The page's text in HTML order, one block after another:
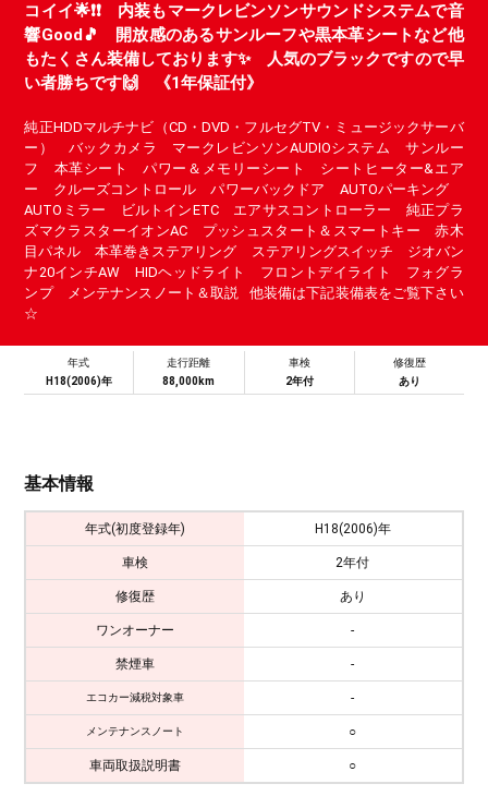
コイイ🌟❗❗ 内装もマークレビンソンサウンドシステムで音
響Good🎵 開放感のあるサンルーフや黒本革シートなど他
もたくさん装備しております✨ 人気のブラックですので早
い者勝ちです🙌 《1年保証付》
純正HDDマルチナビ（CD・DVD・フルセグTV・ミュージックサーバ
ー） バックカメラ マークレビンソンAUDIOシステム サンルー
フ 本革シート パワー＆メモリーシート シートヒーター&エア
ー クルーズコントロール パワーバックドア AUTOパーキング
AUTOミラー ビルトインETC エアサスコントローラー 純正プラ
ズマクラスターイオンAC プッシュスタート＆スマートキー 赤木
目パネル 本革巻きステアリング ステアリングスイッチ ジオバン
ナ20インチAW HIDヘッドライト フロントデイライト フォグラ
ンプ メンテナンスノート＆取説 他装備は下記装備表をご覧下さい
☆
年式
H18(2006)年
走行距離
88,000km
車検
2年付
修復歴
あり
基本情報
年式(初度登録年) H18(2006)年
車検 2年付
修復歴 あり
ワンオーナー -
禁煙車 -
エコカー減税対象車 -
メンテナンスノート ○
車両取扱説明書 ○